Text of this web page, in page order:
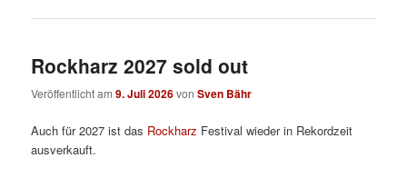
Rockharz 2027 sold out
Veröffentlicht am9. Juli 2026vonSven Bähr
Auch für 2027 ist das Rockharz Festival wieder in Rekordzeit
ausverkauft.